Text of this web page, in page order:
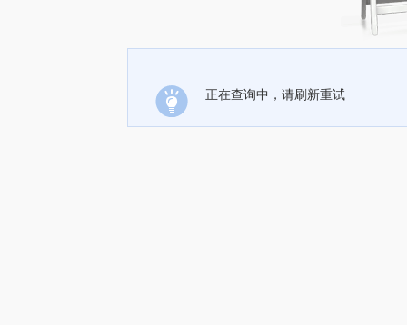
正在查询中，请刷新重试